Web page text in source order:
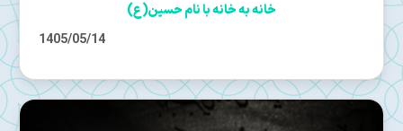
خانه به خانه با نام حسین(ع)
1405/05/14